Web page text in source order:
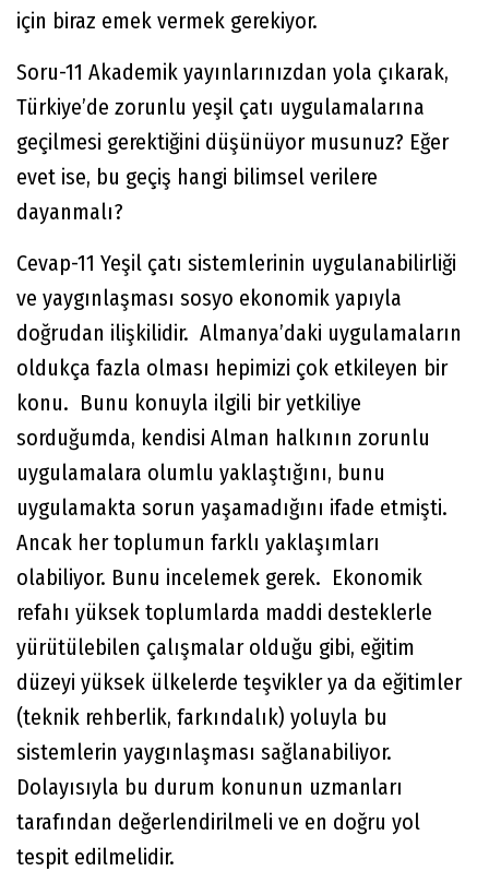
için biraz emek vermek gerekiyor.
Soru-11 Akademik yayınlarınızdan yola çıkarak,
Türkiye’de zorunlu yeşil çatı uygulamalarına
geçilmesi gerektiğini düşünüyor musunuz? Eğer
evet ise, bu geçiş hangi bilimsel verilere
dayanmalı?
Cevap-11 Yeşil çatı sistemlerinin uygulanabilirliği
ve yaygınlaşması sosyo ekonomik yapıyla
doğrudan ilişkilidir. Almanya’daki uygulamaların
oldukça fazla olması hepimizi çok etkileyen bir
konu. Bunu konuyla ilgili bir yetkiliye
sorduğumda, kendisi Alman halkının zorunlu
uygulamalara olumlu yaklaştığını, bunu
uygulamakta sorun yaşamadığını ifade etmişti.
Ancak her toplumun farklı yaklaşımları
olabiliyor. Bunu incelemek gerek. Ekonomik
refahı yüksek toplumlarda maddi desteklerle
yürütülebilen çalışmalar olduğu gibi, eğitim
düzeyi yüksek ülkelerde teşvikler ya da eğitimler
(teknik rehberlik, farkındalık) yoluyla bu
sistemlerin yaygınlaşması sağlanabiliyor.
Dolayısıyla bu durum konunun uzmanları
tarafından değerlendirilmeli ve en doğru yol
tespit edilmelidir.